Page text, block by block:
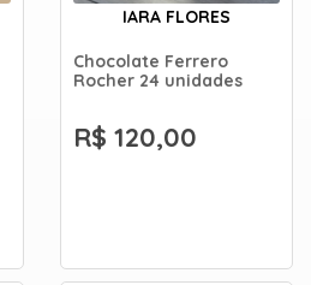
IARA FLORES
Chocolate Ferrero
Rocher 24 unidades
R$ 120,00